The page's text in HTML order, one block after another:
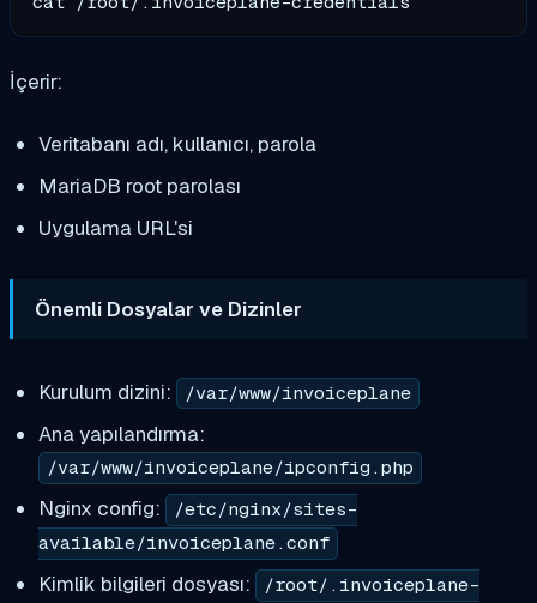
İçerir:
Veritabanı adı, kullanıcı, parola
MariaDB root parolası
Uygulama URL'si
Önemli Dosyalar ve Dizinler
Kurulum dizini: /var/www/invoiceplane
Ana yapılandırma:
/var/www/invoiceplane/ipconfig.php
Nginx config:
/etc/nginx/sites-
available/invoiceplane.conf
Kimlik bilgileri dosyası:
/root/.invoiceplane-